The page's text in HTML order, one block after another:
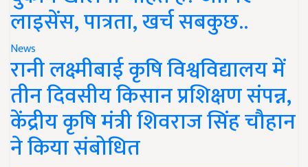
लाइसेंस, पात्रता, खर्च सबकुछ..
News
रानी लक्ष्मीबाई कृषि विश्वविद्यालय में
तीन दिवसीय किसान प्रशिक्षण संपन्न,
केंद्रीय कृषि मंत्री शिवराज सिंह चौहान
ने किया संबोधित